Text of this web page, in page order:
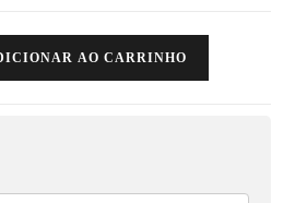
AO CARRINHO